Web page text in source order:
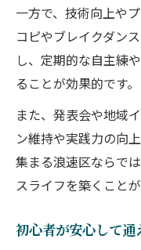
一方で、技術向上や
コピやブレイクダン
し、定期的な自主練
ることが効果的です。
また、発表会や地域
ン維持や実践力の向
集まる浪速区ならで
スライフを築くことが
初心者が安心して通